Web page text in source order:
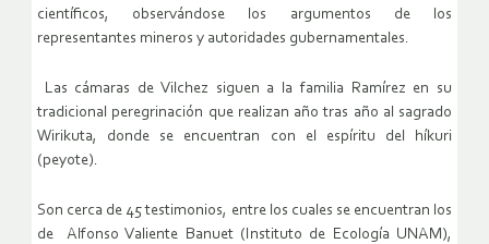
científicos, observándose los argumentos de los
representantes mineros y autoridades gubernamentales.
Las cámaras de Vilchez siguen a la familia Ramírez en su
tradicional peregrinación que realizan año tras año al sagrado
Wirikuta, donde se encuentran con el espíritu del híkuri
(peyote).
Son cerca de 45 testimonios, entre los cuales se encuentran los
de Alfonso Valiente Banuet (Instituto de Ecología UNAM),